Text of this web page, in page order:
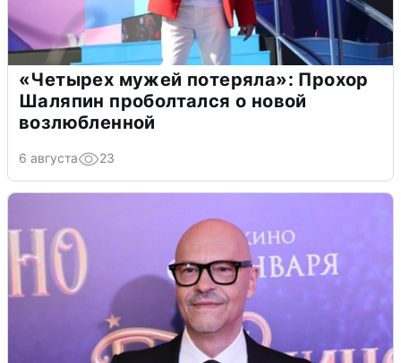
«Четырех мужей потеряла»: Прохор
Шаляпин проболтался о новой
возлюбленной
6 августа 23